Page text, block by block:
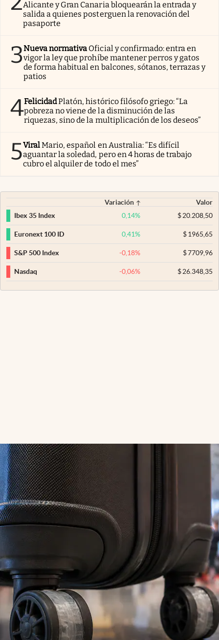
Alicante y Gran Canaria bloquearán la entrada y
salida a quienes posterguen la renovación del
pasaporte
3Nueva normativa Oficial y confirmado: entra en
vigor la ley que prohíbe mantener perros y gatos
de forma habitual en balcones, sótanos, terrazas y
patios
4FelicidadPlatón, histórico filósofo griego: “La
pobreza no viene de la disminución de las
riquezas, sino de la multiplicación de los deseos”
5ViralMario, español en Australia: “Es difícil
aguantar la soledad, pero en 4 horas de trabajo
cubro el alquiler de todo el mes”
Variación
Valor
Ibex 35 Index
0,14% $20.208,50
Euronext 100 ID 0,41% $1965,65
S&P 500 Index -0,18% $7709,96
Nasdaq -0,06% $26.348,35